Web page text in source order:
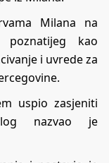
Milana na
kao
i uvrede za
uspio zasjeniti
nazvao je